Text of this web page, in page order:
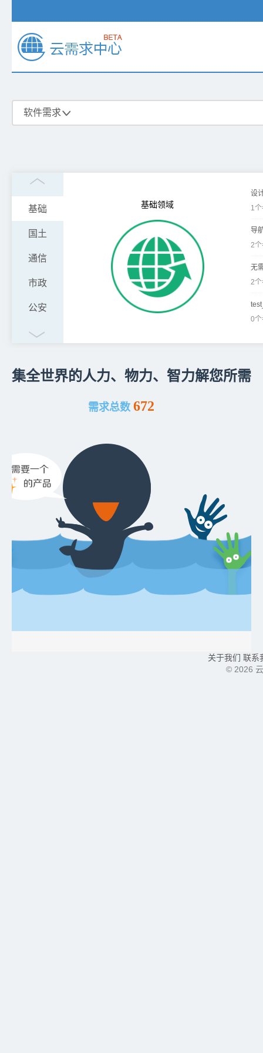
软件需求
基础
国土
通信
市政
公安
水利
地矿
自然资源
基础领域
设
1
导
2
无
2
0
集全世界的人力、物力、智力解您所需
需求总数 672
关于我们 联系
© 2026